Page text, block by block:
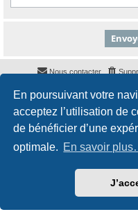
En poursuivant votre
acceptez l’utilisation de
de bénéficier d’une
optimale. En savoir
Nous contacter
Développé parphpBB® Forum
Styleproflatpar © Mazeltof2017
Confidentialité | Conditions